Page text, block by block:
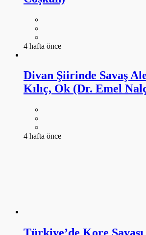
Divan Şiirinde Savaş
Kılıç, Ok (Dr. Emel
4 hafta önce